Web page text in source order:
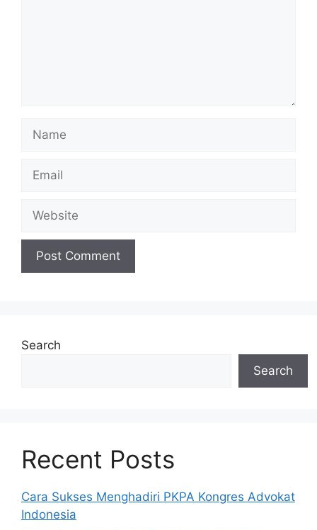
Search
Search
Recent Posts
Cara Sukses Menghadiri PKPA Kongres Advokat
Indonesia